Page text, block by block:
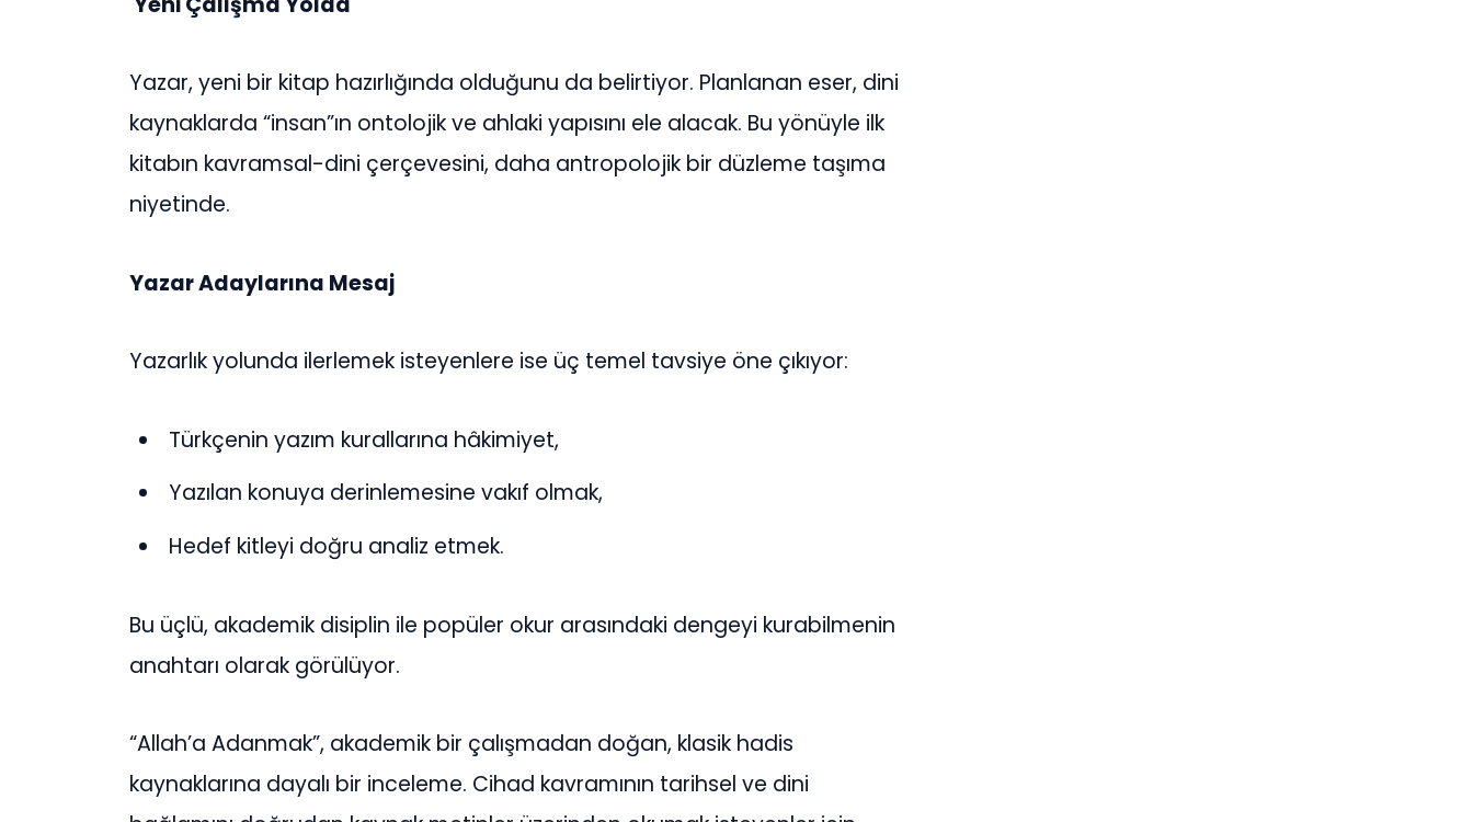
Yazar, yeni bir kitap hazırlığında olduğunu da belirtiyor. Planlanan eser, dini
kaynaklarda “insan”ın ontolojik ve ahlaki yapısını ele alacak. Bu yönüyle ilk
kitabın kavramsal-dini çerçevesini, daha antropolojik bir düzleme taşıma
niyetinde.
Yazar Adaylarına Mesaj
Yazarlık yolunda ilerlemek isteyenlere ise üç temel tavsiye öne çıkıyor:
Türkçenin yazım kurallarına hâkimiyet,
Yazılan konuya derinlemesine vakıf olmak,
Hedef kitleyi doğru analiz etmek.
Bu üçlü, akademik disiplin ile popüler okur arasındaki dengeyi kurabilmenin
anahtarı olarak görülüyor.
“Allah’a Adanmak”, akademik bir çalışmadan doğan, klasik hadis
kaynaklarına dayalı bir inceleme. Cihad kavramının tarihsel ve dini